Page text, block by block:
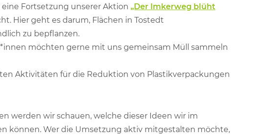
eine Fortsetzung unserer Aktion „Der Imkerweg blüht
Hier geht es darum, Flächen in Tostedt
zu bepflanzen.
möchten gerne mit uns gemeinsam Müll sammeln
Aktivitäten für die Reduktion von Plastikverpackungen
werden wir schauen, welche dieser Ideen wir im
können. Wer die Umsetzung aktiv mitgestalten möchte,